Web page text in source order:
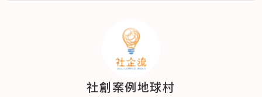
社創案例地球村